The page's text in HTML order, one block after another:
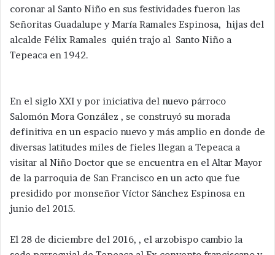
coronar al Santo Niño en sus festividades fueron las
Señoritas Guadalupe y María Ramales Espinosa, hijas del
alcalde Félix Ramales quién trajo al Santo Niño a
Tepeaca en 1942.
En el siglo XXI y por iniciativa del nuevo párroco
Salomón Mora González , se construyó su morada
definitiva en un espacio nuevo y más amplio en donde de
diversas latitudes miles de fieles llegan a Tepeaca a
visitar al Niño Doctor que se encuentra en el Altar Mayor
de la parroquia de San Francisco en un acto que fue
presidido por monseñor Víctor Sánchez Espinosa en
junio del 2015.
El 28 de diciembre del 2016, , el arzobispo cambio la